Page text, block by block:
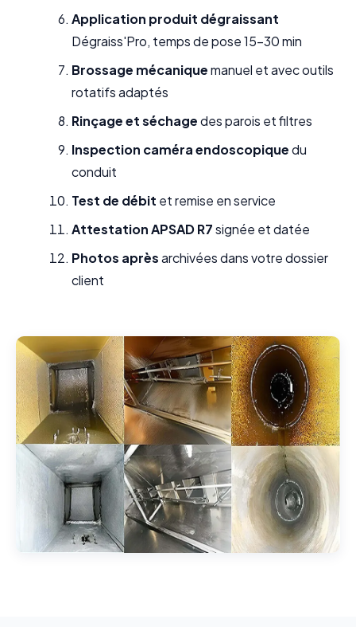
Application produit dégraissant
Dégraiss'Pro, temps de pose 15-30 min
Brossage mécaniquemanuel et avec outils
rotatifs adaptés
Rinçage et séchagedes parois et filtres
Inspection caméra endoscopiquedu
conduit
Test de débit et remise en service
Attestation APSAD R7signée et datée
Photos aprèsarchivées dans votre dossier
client